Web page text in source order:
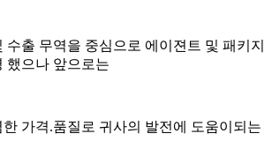
수출 무역을 중심으로 에이젼트 및 패키지
했으나 앞으로는
가격.품질로 귀사의 발전에 도움이되는